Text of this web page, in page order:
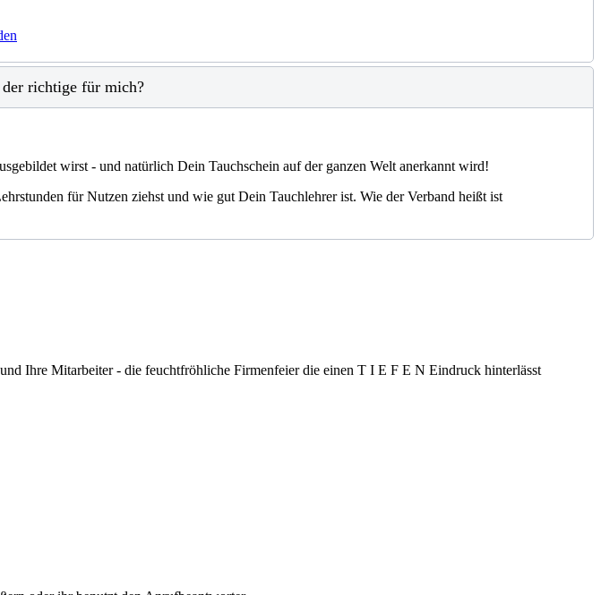
der richtige für mich?
wirst - und natürlich Dein Tauchschein auf der ganzen Welt anerkannt wird!
für Nutzen ziehst und wie gut Dein Tauchlehrer ist. Wie der Verband heißt ist
Ihre Mitarbeiter - die feuchtfröhliche Firmenfeier die einen T I E F E N Eindruck hinterlässt